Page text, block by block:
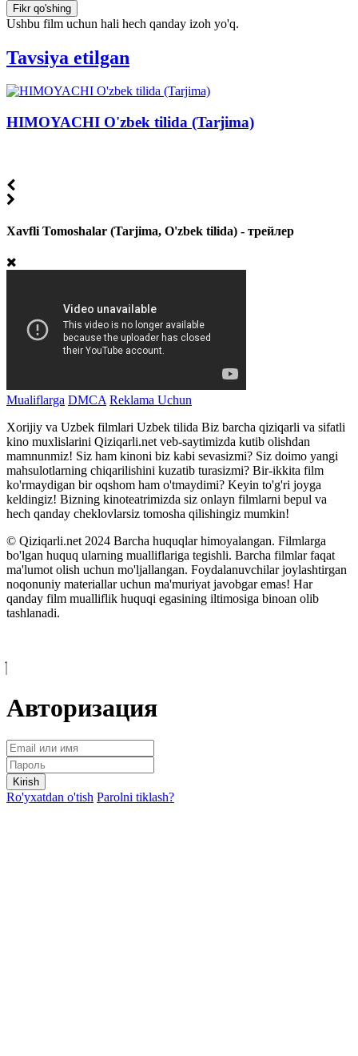
Fikr qo'shing
Ushbu film uchun hali hech qanday izoh yo'q.
Tavsiya etilgan
HIMOYACHI O'zbek tilida (Tarjima)
Xavfli Tomoshalar (Tarjima, O'zbek tilida) - трейлер
Mualiflarga DMCA Reklama Uchun
Xorijiy va Uzbek filmlari Uzbek tilida Biz barcha qiziqarli va sifatli
kino muxlislarini Qiziqarli.net veb-saytimizda kutib olishdan
mamnunmiz! Siz ham kinoni biz kabi sevasizmi? Siz doimo yangi
mahsulotlarning chiqarilishini kuzatib turasizmi? Bir-ikkita film
ko'rmaydigan bir oqshom ham o'tmaydimi? Keyin to'g'ri joyga
keldingiz! Bizning kinoteatrimizda siz onlayn filmlarni bepul va
hech qanday cheklovlarsiz tomosha qilishingiz mumkin!
© Qiziqarli.net 2024 Barcha huquqlar himoyalangan. Filmlarga
bo'lgan huquq ularning mualliflariga tegishli. Barcha filmlar faqat
ma'lumot olish uchun mo'ljallangan. Foydalanuvchilar joylashtirgan
noqonuniy materiallar uchun ma'muriyat javobgar emas! Har
qanday film mualliflik huquqi egasining iltimosiga binoan olib
tashlanadi.
Авторизация
Kirish
Ro'yxatdan o'tish Parolni tiklash?